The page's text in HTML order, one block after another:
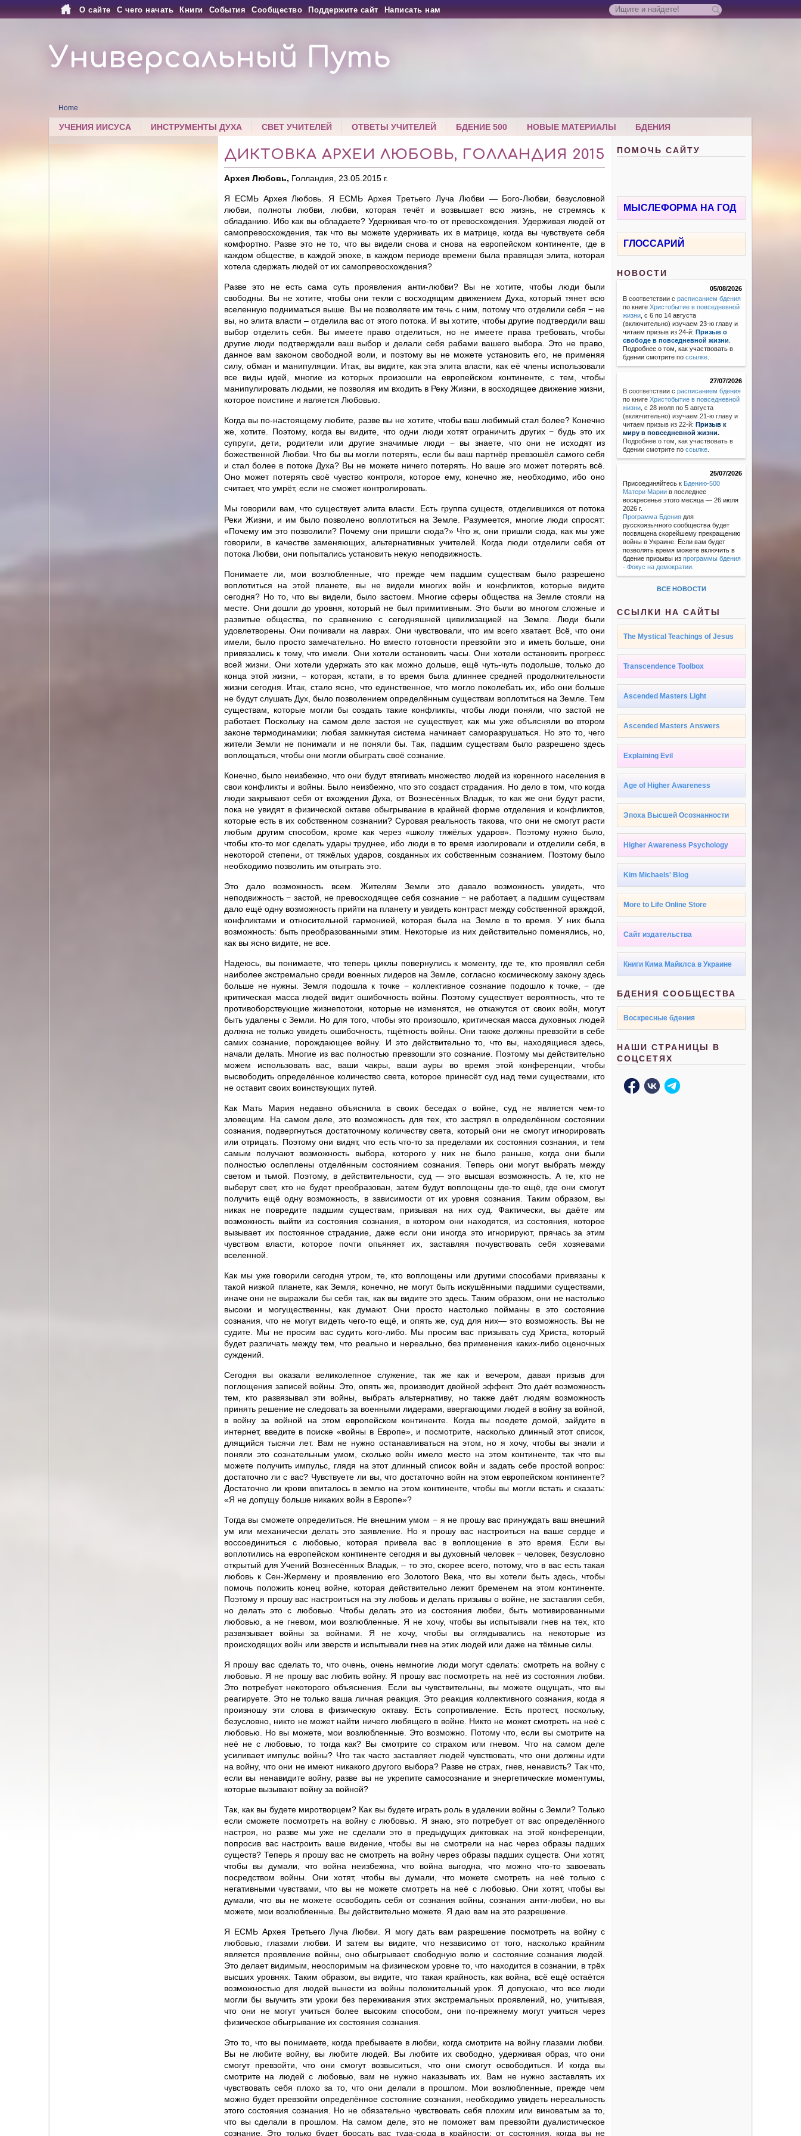
О сайте С чего начать Книги События Сообщество Поддержите сайт Написать нам
Универсальный Путь
Home
УЧЕНИЯ ИИСУСА ИНСТРУМЕНТЫ ДУХА СВЕТ УЧИТЕЛЕЙ ОТВЕТЫ УЧИТЕЛЕЙ БДЕНИЕ 500 НОВЫЕ МАТЕРИАЛЫ БДЕНИЯ
ДИКТОВКА АРХЕИ ЛЮБОВЬ, ГОЛЛАНДИЯ 2015
Архея Любовь, Голландия, 23.05.2015 г.
Я ЕСМЬ Архея Любовь. Я ЕСМЬ Архея Третьего Луча Любви — Бого-Любви, безусловной
любви, полноты любви, любви, которая течёт и возвышает всю жизнь, не стремясь к
обладанию. Ибо как вы обладаете? Удерживая что-то от превосхождения. Удерживая людей от
самопревосхождения, так что вы можете удерживать их в матрице, когда вы чувствуете себя
комфортно. Разве это не то, что вы видели снова и снова на европейском континенте, где в
каждом обществе, в каждой эпохе, в каждом периоде времени была правящая элита, которая
хотела сдержать людей от их самопревосхождения?
Разве это не есть сама суть проявления анти-любви? Вы не хотите, чтобы люди были
свободны. Вы не хотите, чтобы они текли с восходящим движением Духа, который тянет всю
вселенную подниматься выше. Вы не позволяете им течь с ним, потому что отделили себя − не
вы, но элита власти – отделила вас от этого потока. И вы хотите, чтобы другие подтвердили ваш
выбор отделить себя. Вы имеете право отделиться, но не имеете права требовать, чтобы
другие люди подтверждали ваш выбор и делали себя рабами вашего выбора. Это не право,
данное вам законом свободной воли, и поэтому вы не можете установить его, не применяя
силу, обман и манипуляции. Итак, вы видите, как эта элита власти, как её члены использовали
все виды идей, многие из которых произошли на европейском континенте, с тем, чтобы
манипулировать людьми, не позволяя им входить в Реку Жизни, в восходящее движение жизни,
которое поистине и является Любовью.
Когда вы по-настоящему любите, разве вы не хотите, чтобы ваш любимый стал более? Конечно
же, хотите. Поэтому, когда вы видите, что одни люди хотят ограничить других − будь это их
супруги, дети, родители или другие значимые люди − вы знаете, что они не исходят из
божественной Любви. Что бы вы могли потерять, если бы ваш партнёр превзошёл самого себя
и стал более в потоке Духа? Вы не можете ничего потерять. Но ваше эго может потерять всё.
Оно может потерять своё чувство контроля, которое ему, конечно же, необходимо, ибо оно
считает, что умрёт, если не сможет контролировать.
Мы говорили вам, что существует элита власти. Есть группа существ, отделившихся от потока
Реки Жизни, и им было позволено воплотиться на Земле. Разумеется, многие люди спросят:
«Почему им это позволили? Почему они пришли сюда?» Что ж, они пришли сюда, как мы уже
говорили, в качестве заменяющих, альтернативных учителей. Когда люди отделили себя от
потока Любви, они попытались установить некую неподвижность.
Понимаете ли, мои возлюбленные, что прежде чем падшим существам было разрешено
воплотиться на этой планете, вы не видели многих войн и конфликтов, которые видите
сегодня? Но то, что вы видели, было застоем. Многие сферы общества на Земле стояли на
месте. Они дошли до уровня, который не был примитивным. Это были во многом сложные и
развитые общества, по сравнению с сегодняшней цивилизацией на Земле. Люди были
удовлетворены. Они почивали на лаврах. Они чувствовали, что им всего хватает. Всё, что они
имели, было просто замечательно. Но вместо готовности превзойти это и иметь больше, они
привязались к тому, что имели. Они хотели остановить часы. Они хотели остановить прогресс
всей жизни. Они хотели удержать это как можно дольше, ещё чуть-чуть подольше, только до
конца этой жизни, − которая, кстати, в то время была длиннее средней продолжительности
жизни сегодня. Итак, стало ясно, что единственное, что могло поколебать их, ибо они больше
не будут слушать Дух, было позволением определённым существам воплотиться на Земле. Тем
существам, которые могли бы создать такие конфликты, чтобы люди поняли, что застой не
работает. Поскольку на самом деле застоя не существует, как мы уже объясняли во втором
законе термодинамики; любая замкнутая система начинает саморазрушаться. Но это то, чего
жители Земли не понимали и не поняли бы. Так, падшим существам было разрешено здесь
воплощаться, чтобы они могли обыграть своё сознание.
Конечно, было неизбежно, что они будут втягивать множество людей из коренного населения в
свои конфликты и войны. Было неизбежно, что это создаст страдания. Но дело в том, что когда
люди закрывают себя от вхождения Духа, от Вознесённых Владык, то как же они будут расти,
пока не увидят в физической октаве обыгрывание в крайней форме отделения и конфликтов,
которые есть в их собственном сознании? Суровая реальность такова, что они не смогут расти
любым другим способом, кроме как через «школу тяжёлых ударов». Поэтому нужно было,
чтобы кто-то мог сделать удары труднее, ибо люди в то время изолировали и отделили себя, в
некоторой степени, от тяжёлых ударов, созданных их собственным сознанием. Поэтому было
необходимо позволить им отыграть это.
Это дало возможность всем. Жителям Земли это давало возможность увидеть, что
неподвижность − застой, не превосходящее себя сознание − не работает, а падшим существам
дало ещё одну возможность прийти на планету и увидеть контраст между собственной враждой,
конфликтами и относительной гармонией, которая была на Земле в то время. У них была
возможность: быть преобразованными этим. Некоторые из них действительно поменялись, но,
как вы ясно видите, не все.
Надеюсь, вы понимаете, что теперь циклы повернулись к моменту, где те, кто проявлял себя
наиболее экстремально среди военных лидеров на Земле, согласно космическому закону здесь
больше не нужны. Земля подошла к точке − коллективное сознание подошло к точке, − где
критическая масса людей видит ошибочность войны. Поэтому существует вероятность, что те
противоборствующие жизнепотоки, которые не изменятся, не откажутся от своих войн, могут
быть удалены с Земли. Но для того, чтобы это произошло, критическая масса духовных людей
должна не только увидеть ошибочность, тщётность войны. Они также должны превзойти в себе
самих сознание, порождающее войну. И это действительно то, что вы, находящиеся здесь,
начали делать. Многие из вас полностью превзошли это сознание. Поэтому мы действительно
можем использовать вас, ваши чакры, ваши ауры во время этой конференции, чтобы
высвободить определённое количество света, которое принесёт суд над теми существами, кто
не оставит своих воинствующих путей.
Как Мать Мария недавно объяснила в своих беседах о войне, суд не является чем-то
зловещим. На самом деле, это возможность для тех, кто застрял в определённом состоянии
сознания, подвергнуться достаточному количеству света, который они не смогут игнорировать
или отрицать. Поэтому они видят, что есть что-то за пределами их состояния сознания, и тем
самым получают возможность выбора, которого у них не было раньше, когда они были
полностью ослеплены отделённым состоянием сознания. Теперь они могут выбрать между
светом и тьмой. Поэтому, в действительности, суд — это высшая возможность. А те, кто не
выберут свет, кто не будет преобразован, затем будут воплощены где-то ещё, где они смогут
получить ещё одну возможность, в зависимости от их уровня сознания. Таким образом, вы
никак не повредите падшим существам, призывая на них суд. Фактически, вы даёте им
возможность выйти из состояния сознания, в котором они находятся, из состояния, которое
вызывает их постоянное страдание, даже если они иногда это игнорируют, прячась за этим
чувством власти, которое почти опьяняет их, заставляя почувствовать себя хозяевами
вселенной.
Как мы уже говорили сегодня утром, те, кто воплощены или другими способами привязаны к
такой низкой планете, как Земля, конечно, не могут быть искушёнными падшими существами,
иначе они не выражали бы себя так, как вы видите это здесь. Таким образом, они не настолько
высоки и могущественны, как думают. Они просто настолько пойманы в это состояние
сознания, что не могут видеть чего-то ещё, и опять же, суд для них— это возможность. Вы не
судите. Мы не просим вас судить кого-либо. Мы просим вас призывать суд Христа, который
будет различать между тем, что реально и нереально, без применения каких-либо оценочных
суждений.
Сегодня вы оказали великолепное служение, так же как и вечером, давая призыв для
поглощения записей войны. Это, опять же, производит двойной эффект. Это даёт возможность
тем, кто развязывал эти войны, выбрать альтернативу, но также даёт людям возможность
принять решение не следовать за военными лидерами, ввергающими людей в войну за войной,
в войну за войной на этом европейском континенте. Когда вы поедете домой, зайдите в
интернет, введите в поиске «войны в Европе», и посмотрите, насколько длинный этот список,
длящийся тысячи лет. Вам не нужно останавливаться на этом, но я хочу, чтобы вы знали и
поняли это сознательным умом, сколько войн имело место на этом континенте, так что вы
можете получить импульс, глядя на этот длинный список войн и задать себе простой вопрос:
достаточно ли с вас? Чувствуете ли вы, что достаточно войн на этом европейском континенте?
Достаточно ли крови впиталось в землю на этом континенте, чтобы вы могли встать и сказать:
«Я не допущу больше никаких войн в Европе»?
Тогда вы сможете определиться. Не внешним умом − я не прошу вас принуждать ваш внешний
ум или механически делать это заявление. Но я прошу вас настроиться на ваше сердце и
воссоединиться с любовью, которая привела вас в воплощение в это время. Если вы
воплотились на европейском континенте сегодня и вы духовный человек − человек, безусловно
открытый для Учений Вознесённых Владык, – то это, скорее всего, потому, что в вас есть такая
любовь к Сен-Жермену и проявлению его Золотого Века, что вы хотели быть здесь, чтобы
помочь положить конец войне, которая действительно лежит бременем на этом континенте.
Поэтому я прошу вас настроиться на эту любовь и делать призывы о войне, не заставляя себя,
но делать это с любовью. Чтобы делать это из состояния любви, быть мотивированными
любовью, а не гневом, мои возлюбленные. Я не хочу, чтобы вы испытывали гнев на тех, кто
развязывает войны за войнами. Я не хочу, чтобы вы оглядывались на некоторые из
происходящих войн или зверств и испытывали гнев на этих людей или даже на тёмные силы.
Я прошу вас сделать то, что очень, очень немногие люди могут сделать: смотреть на войну с
любовью. Я не прошу вас любить войну. Я прошу вас посмотреть на неё из состояния любви.
Это потребует некоторого объяснения. Если вы чувствительны, вы можете ощущать, что вы
реагируете. Это не только ваша личная реакция. Это реакция коллективного сознания, когда я
произношу эти слова в физическую октаву. Есть сопротивление. Есть протест, поскольку,
безусловно, никто не может найти ничего любящего в войне. Никто не может смотреть на неё с
любовью. Но вы можете, мои возлюбленные. Это возможно. Потому что, если вы смотрите на
неё не с любовью, то тогда как? Вы смотрите со страхом или гневом. Что на самом деле
усиливает импульс войны? Что так часто заставляет людей чувствовать, что они должны идти
на войну, что они не имеют никакого другого выбора? Разве не страх, гнев, ненависть? Так что,
если вы ненавидите войну, разве вы не укрепите самосознание и энергетические моментумы,
которые вызывают войну за войной?
Так, как вы будете миротворцем? Как вы будете играть роль в удалении войны с Земли? Только
если сможете посмотреть на войну с любовью. Я знаю, это потребует от вас определённого
настроя, но разве мы уже не сделали это в предыдущих диктовках на этой конференции,
попросив вас настроить ваше видение, чтобы вы не смотрели на нас через образы падших
существ? Теперь я прошу вас не смотреть на войну через образы падших существ. Они хотят,
чтобы вы думали, что война неизбежна, что война выгодна, что можно что-то завоевать
посредством войны. Они хотят, чтобы вы думали, что можете смотреть на неё только с
негативными чувствами, что вы не можете смотреть на неё с любовью. Они хотят, чтобы вы
думали, что вы не можете освободить себя от сознания войны, сознания анти-любви, но вы
можете, мои возлюбленные. Вы действительно можете. Я даю вам на это разрешение.
Я ЕСМЬ Архея Третьего Луча Любви. Я могу дать вам разрешение посмотреть на войну с
любовью, глазами любви. И затем вы видите, что независимо от того, насколько крайним
является проявление войны, оно обыгрывает свободную волю и состояние сознания людей.
Это делает видимым, неоспоримым на физическом уровне то, что находится в сознании, в трёх
высших уровнях. Таким образом, вы видите, что такая крайность, как война, всё ещё остаётся
возможностью для людей вынести из войны положительный урок. Я допускаю, что все люди
могли бы выучить эти уроки без переживания этих экстремальных проявлений, но, учитывая,
что они не могут учиться более высоким способом, они по-прежнему могут учиться через
физическое обыгрывание их состояния сознания.
Это то, что вы понимаете, когда пребываете в любви, когда смотрите на войну глазами любви.
Вы не любите войну, вы любите людей. Вы любите их свободно, удерживая образ, что они
смогут превзойти, что они смогут возвыситься, что они смогут освободиться. И когда вы
смотрите на людей с любовью, вам не нужно наказывать их. Вам не нужно заставлять их
чувствовать себя плохо за то, что они делали в прошлом. Мои возлюбленные, прежде чем
можно будет превзойти определённое состояние сознания, необходимо увидеть нереальность
этого состояния сознания. Но не обязательно чувствовать себя плохим или виноватым за то,
что вы сделали в прошлом. На самом деле, это не поможет вам превзойти дуалистическое
сознание. Это только будет бросать вас туда-сюда в крайности: от состояния, когда вы не
ПОМОЧЬ САЙТУ
МЫСЛЕФОРМА НА ГОД
ГЛОССАРИЙ
НОВОСТИ
05/08/2026
В соответствии срасписанием бдения
по книгеХристобытие в повседневной
жизни , с 6 по 14 августа
(включительно) изучаем 23-ю главу и
читаем призыв из 24-й: Призыв о
свободе в повседневной жизни
Подробнее о том, как участвовать в
бдении смотрите поссылке
27/07/2026
В соответствии с расписанием бдения
по книгеХристобытие в повседневной
жизни с 28 июля по 5 августа
(включительно) изучаем 21-ю главу и
читаем призыв из 22-й: Призыв к
миру в повседневной жизни.
Подробнее о том, как участвовать в
бдении смотрите поссылке
25/07/2026
Присоединяйтесь к Бдению-500
Матери Марии в последнее
воскресенье этого месяца — 26 июля
2026 г.
Программа Бдения для
русскоязычного сообщества будет
посвящена скорейшему прекращению
войны в Украине. Если вам будет
позволять время можете включить в
бдение призывы изпрограммы бдения
- Фокус на демократии
ВСЕ НОВОСТИ
ССЫЛКИ НА САЙТЫ
The Mystical Teachings of Jesus
Transcendence Toolbox
Ascended Masters Light
Ascended Masters Answers
Explaining Evil
Age of Higher Awareness
Эпоха Высшей Осознанности
Higher Awareness Psychology
Kim Michaels' Blog
More to Life Online Store
Сайт издательства
Книги Кима Майклса в Украине
БДЕНИЯ СООБЩЕСТВА
Воскресные бдения
НАШИ СТРАНИЦЫ В
СОЦСЕТЯХ